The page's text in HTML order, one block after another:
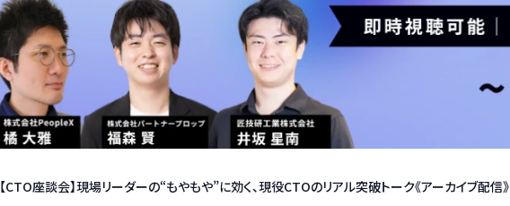
【CTO座談会】現場リーダーの“もやもや”に効く、現役CTOのリアル突破トーク《アーカイブ配信》